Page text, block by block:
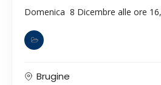
Domenica 8 Dicembre alle ore
Brugine